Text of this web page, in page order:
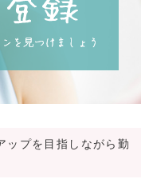
ップを目指しながら勤